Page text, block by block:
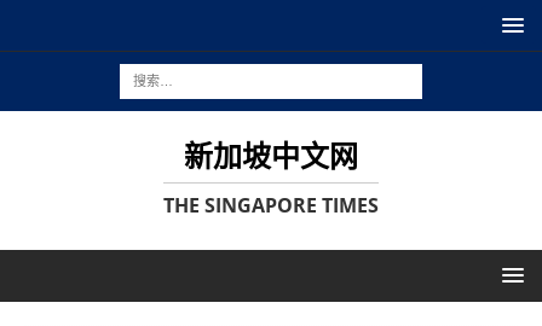
新加坡中文网
THE SINGAPORE TIMES